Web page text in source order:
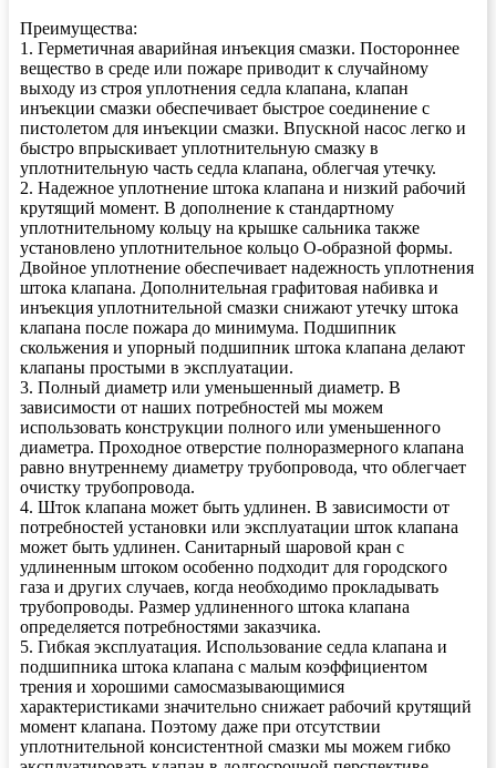
Преимущества:
1. Герметичная аварийная инъекция смазки. Постороннее
вещество в среде или пожаре приводит к случайному
выходу из строя уплотнения седла клапана, клапан
инъекции смазки обеспечивает быстрое соединение с
пистолетом для инъекции смазки. Впускной насос легко и
быстро впрыскивает уплотнительную смазку в
уплотнительную часть седла клапана, облегчая утечку.
2. Надежное уплотнение штока клапана и низкий рабочий
крутящий момент. В дополнение к стандартному
уплотнительному кольцу на крышке сальника также
установлено уплотнительное кольцо О-образной формы.
Двойное уплотнение обеспечивает надежность уплотнения
штока клапана. Дополнительная графитовая набивка и
инъекция уплотнительной смазки снижают утечку штока
клапана после пожара до минимума. Подшипник
скольжения и упорный подшипник штока клапана делают
клапаны простыми в эксплуатации.
3. Полный диаметр или уменьшенный диаметр. В
зависимости от наших потребностей мы можем
использовать конструкции полного или уменьшенного
диаметра. Проходное отверстие полноразмерного клапана
равно внутреннему диаметру трубопровода, что облегчает
очистку трубопровода.
4. Шток клапана может быть удлинен. В зависимости от
потребностей установки или эксплуатации шток клапана
может быть удлинен. Санитарный шаровой кран с
удлиненным штоком особенно подходит для городского
газа и других случаев, когда необходимо прокладывать
трубопроводы. Размер удлиненного штока клапана
определяется потребностями заказчика.
5. Гибкая эксплуатация. Использование седла клапана и
подшипника штока клапана с малым коэффициентом
трения и хорошими самосмазывающимися
характеристиками значительно снижает рабочий крутящий
момент клапана. Поэтому даже при отсутствии
уплотнительной консистентной смазки мы можем гибко